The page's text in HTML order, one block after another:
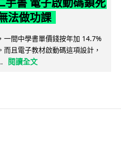
手書 電子啟動碼鎖死
法做功課
一間中學書單價錢按年加 14.7%
且電子教材啟動碼這項設計，
閱讀全文